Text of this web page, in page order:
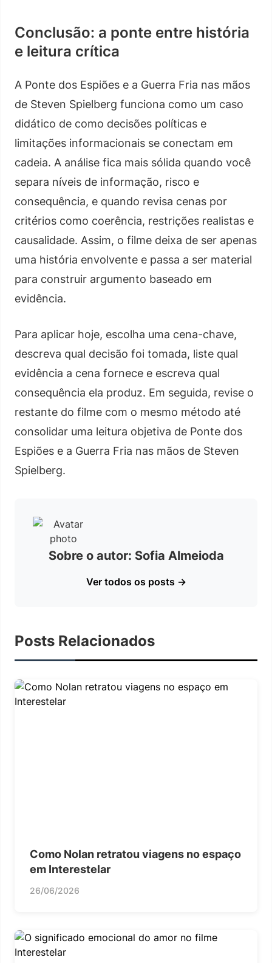
Conclusão: a ponte entre história
e leitura crítica
A Ponte dos Espiões e a Guerra Fria nas mãos
de Steven Spielberg funciona como um caso
didático de como decisões políticas e
limitações informacionais se conectam em
cadeia. A análise fica mais sólida quando você
separa níveis de informação, risco e
consequência, e quando revisa cenas por
critérios como coerência, restrições realistas e
causalidade. Assim, o filme deixa de ser apenas
uma história envolvente e passa a ser material
para construir argumento baseado em
evidência.
Para aplicar hoje, escolha uma cena-chave,
descreva qual decisão foi tomada, liste qual
evidência a cena fornece e escreva qual
consequência ela produz. Em seguida, revise o
restante do filme com o mesmo método até
consolidar uma leitura objetiva de Ponte dos
Espiões e a Guerra Fria nas mãos de Steven
Spielberg.
Sobre o autor: Sofia Almeioda
Ver todos os posts →
Posts Relacionados
Como Nolan retratou viagens no espaço
em Interestelar
26/06/2026